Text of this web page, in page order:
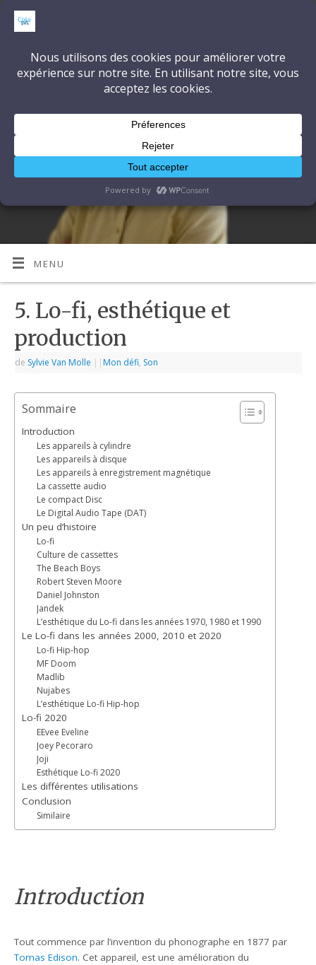
CréaSonVidéoLumière
DÉCOUVRONS ENSEMBLE L'ART ET LA TECHNIQUE
MENU
5. Lo-fi, esthétique et
production
de Sylvie Van Molle | | Mon défi, Son
Sommaire
Introduction
Les appareils à cylindre
Les appareils à disque
Les appareils à enregistrement magnétique
La cassette audio
Le compact Disc
Le Digital Audio Tape (DAT)
Un peu d’histoire
Lo-fi
Culture de cassettes
The Beach Boys
Robert Steven Moore
Daniel Johnston
Jandek
L’esthétique du Lo-fi dans les années 1970, 1980 et 1990
Le Lo-fi dans les années 2000, 2010 et 2020
Lo-fi Hip-hop
MF Doom
Madlib
Nujabes
L’esthétique Lo-fi Hip-hop
Lo-fi 2020
EEvee Eveline
Joey Pecoraro
Joji
Esthétique Lo-fi 2020
Les différentes utilisations
Conclusion
Similaire
Introduction
Tout commence par l’invention du phonographe en 1877 par
Tomas Edison. Cet appareil, est une amélioration du